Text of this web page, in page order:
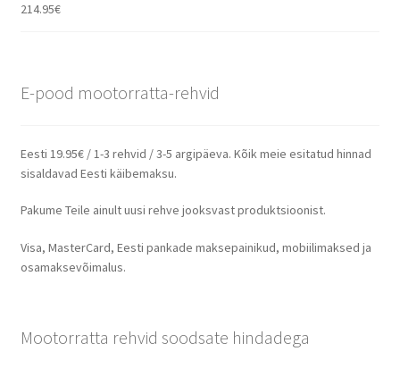
214.95€
E-pood mootorratta-rehvid
Eesti 19.95€ / 1-3 rehvid / 3-5 argipäeva. Kõik meie esitatud hinnad
sisaldavad Eesti käibemaksu.
Pakume Teile ainult uusi rehve jooksvast produktsioonist.
Visa, MasterCard, Eesti pankade maksepainikud, mobiilimaksed ja
osamaksevõimalus.
Mootorratta rehvid soodsate hindadega